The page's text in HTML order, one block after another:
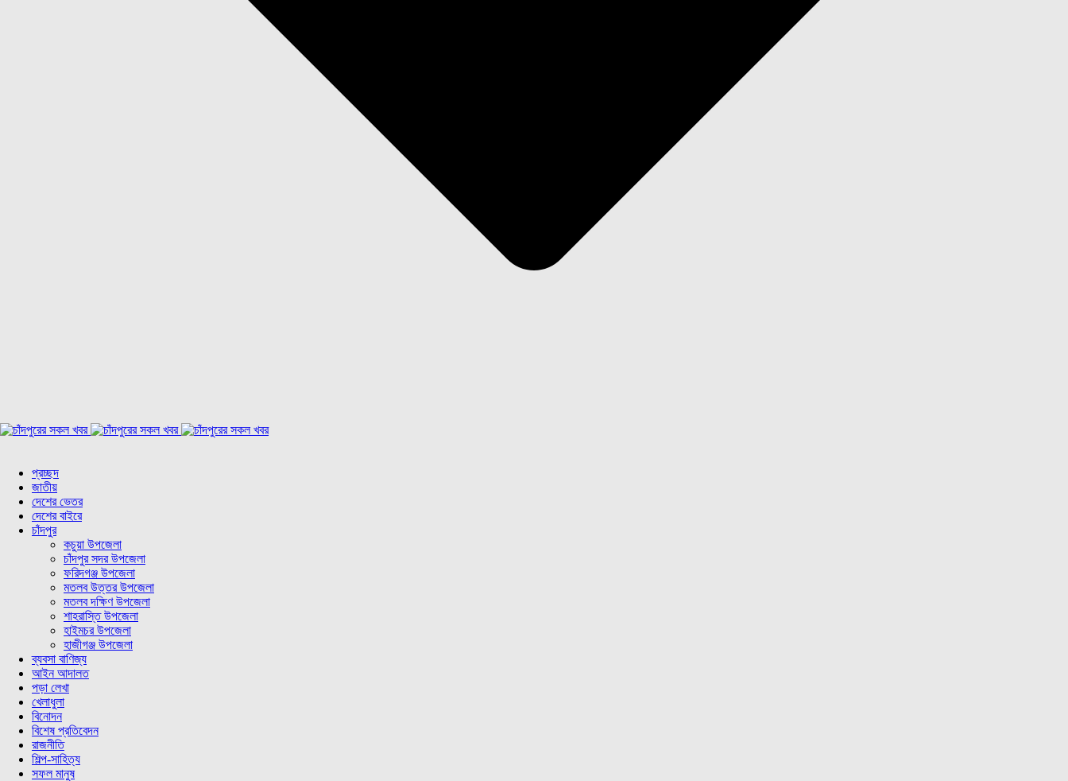
প্রচ্ছদ
জাতীয়
দেশের ভেতর
দেশের বাইরে
চাঁদপুর
কচুয়া উপজেলা
চাঁদপুর সদর উপজেলা
ফরিদগঞ্জ উপজেলা
মতলব উত্তর উপজেলা
মতলব দক্ষিণ উপজেলা
শাহরাস্তি উপজেলা
হাইমচর উপজেলা
হাজীগঞ্জ উপজেলা
ব্যবসা বাণিজ্য
আইন আদালত
পড়া লেখা
খেলাধুলা
বিনোদন
বিশেষ প্রতিবেদন
রাজনীতি
শিল্প-সাহিত্য
সফল মানুষ